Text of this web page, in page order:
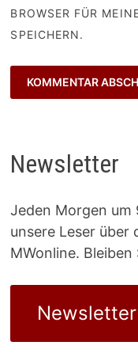
BROWSER FÜR
SPEICHERN.
Newsletter
Jeden Morgen
unsere Leser über
MWonline.